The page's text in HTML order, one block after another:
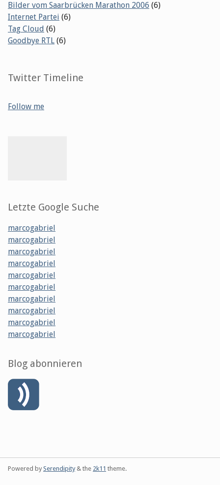
Bilder vom Saarbrücken Marathon 2006 (6)
Internet Partei (6)
Tag Cloud (6)
Goodbye RTL (6)
Twitter Timeline
Follow me
Letzte Google Suche
marcogabriel
marcogabriel
marcogabriel
marcogabriel
marcogabriel
marcogabriel
marcogabriel
marcogabriel
marcogabriel
marcogabriel
Blog abonnieren
Powered by Serendipity& the 2k11 theme.